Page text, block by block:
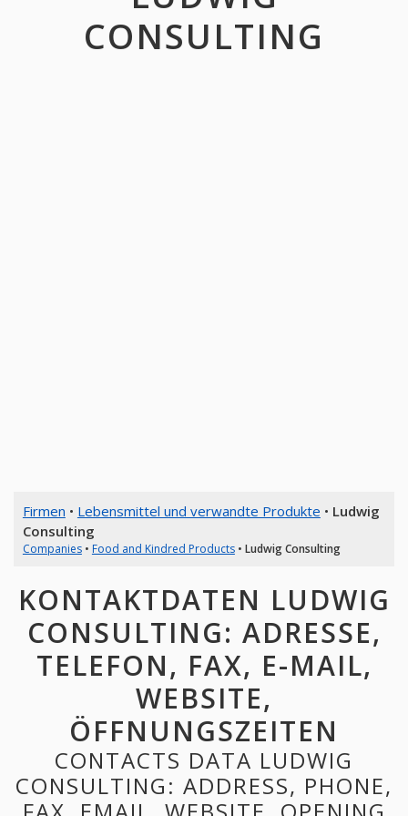
CONSULTING
Firmen • Lebensmittel und verwandte Produkte • Ludwig
Consulting
Companies• Food and Kindred Products• Ludwig Consulting
KONTAKTDATEN LUDWIG
CONSULTING: ADRESSE,
TELEFON, FAX, E-MAIL,
WEBSITE,
ÖFFNUNGSZEITEN
CONTACTS DATA LUDWIG
CONSULTING: ADDRESS, PHONE,